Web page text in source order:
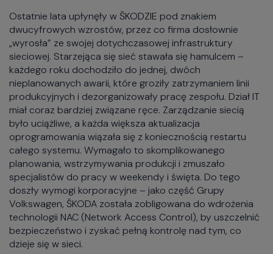
Ostatnie lata upłynęły w ŠKODZIE pod znakiem
dwucyfrowych wzrostów, przez co firma dosłownie
„wyrosła” ze swojej dotychczasowej infrastruktury
sieciowej. Starzejąca się sieć stawała się hamulcem –
każdego roku dochodziło do jednej, dwóch
nieplanowanych awarii, które groziły zatrzymaniem linii
produkcyjnych i dezorganizowały pracę zespołu. Dział IT
miał coraz bardziej związane ręce. Zarządzanie siecią
było uciążliwe, a każda większa aktualizacja
oprogramowania wiązała się z koniecznością restartu
całego systemu. Wymagało to skomplikowanego
planowania, wstrzymywania produkcji i zmuszało
specjalistów do pracy w weekendy i święta. Do tego
doszły wymogi korporacyjne – jako część Grupy
Volkswagen, ŠKODA została zobligowana do wdrożenia
technologii NAC (Network Access Control), by uszczelnić
bezpieczeństwo i zyskać pełną kontrolę nad tym, co
dzieje się w sieci.